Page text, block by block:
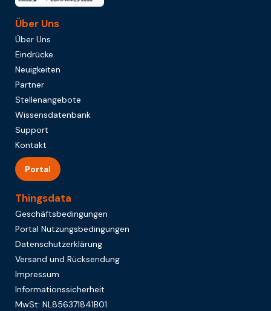
Über Uns
Über Uns
Eindrücke
Neuigkeiten
Partner
Stellenangebote
Wissensdatenbank
Support
Kontakt
Portal
Thingsdata
Geschäftsbedingungen
Portal Nutzungsbedingungen
Datenschutzerklärung
Versand und Rücksendung
Impressum
Informationssicherheit
MwSt: NL856371841B01